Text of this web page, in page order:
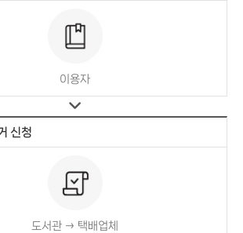
이용자
신청
도서관 → 택배업체